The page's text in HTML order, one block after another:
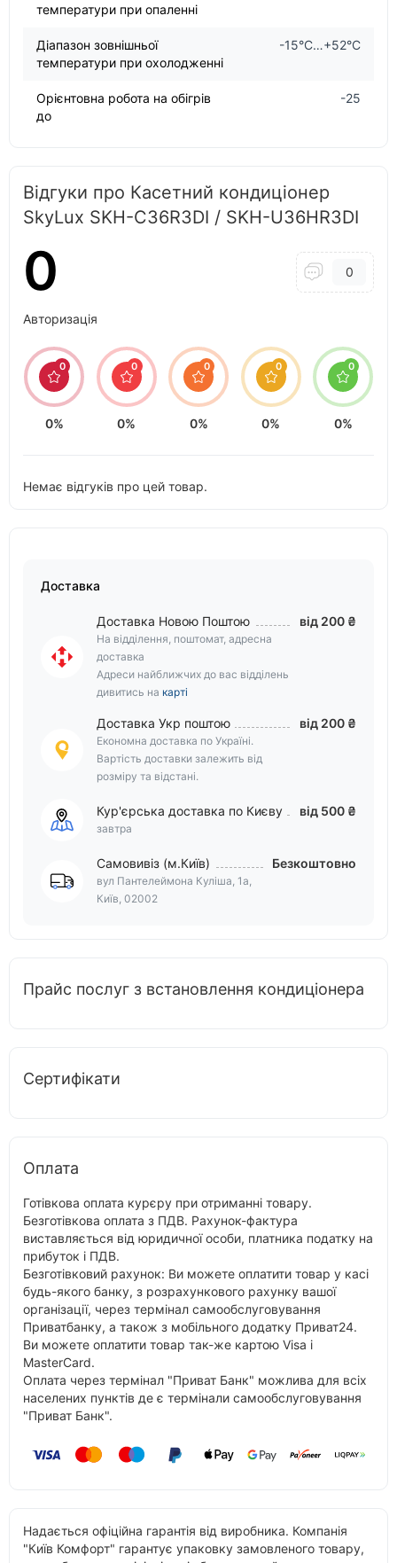
температури при опаленні
Діапазон зовнішньої
температури при охолодженні
-15°C…+52°C
Орієнтовна робота на обігрів
до
-25
Відгуки про Касетний кондиціонер
SkyLux SKH-C36R3DI / SKH-U36HR3DI
0 0
Авторизація
0
0%
0
0%
0
0%
0
0%
0
0%
Немає відгуків про цей товар.
Доставка
Доставка Новою Поштою
На відділення, поштомат, адресна
доставка
Адреси найближчих до вас відділень
дивитись на карті
від 200 ₴
Доставка Укр поштою
Економна доставка по Україні.
Вартість доставки залежить від
розміру та відстані.
від 200 ₴
Кур'єрська доставка по Києву
завтра
від 500 ₴
Самовивіз (м.Київ)
вул Пантелеймона Куліша, 1а,
Київ, 02002
Безкоштовно
Прайс послуг з встановлення кондиціонера
Сертифікати
Оплата
Готівкова оплата курєру при отриманні товару.
Безготівкова оплата з ПДВ. Рахунок-фактура
виставляється від юридичної особи, платника податку на
прибуток і ПДВ.
Безготівковий рахунок: Ви можете оплатити товар у касі
будь-якого банку, з розрахункового рахунку вашої
організації, через термінал самообслуговування
Приватбанку, а також з мобільного додатку Приват24.
Ви можете оплатити товар так-же картою Visa і
MasterCard.
Оплата через термінал "Приват Банк" можлива для всіх
населених пунктів де є термінали самообслуговування
"Приват Банк".
Надається офіційна гарантія від виробника. Компанія
"Київ Комфорт" гарантує упаковку замовленого товару,